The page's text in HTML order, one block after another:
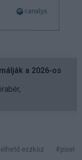
a 2026-os
eszköz
#pixel